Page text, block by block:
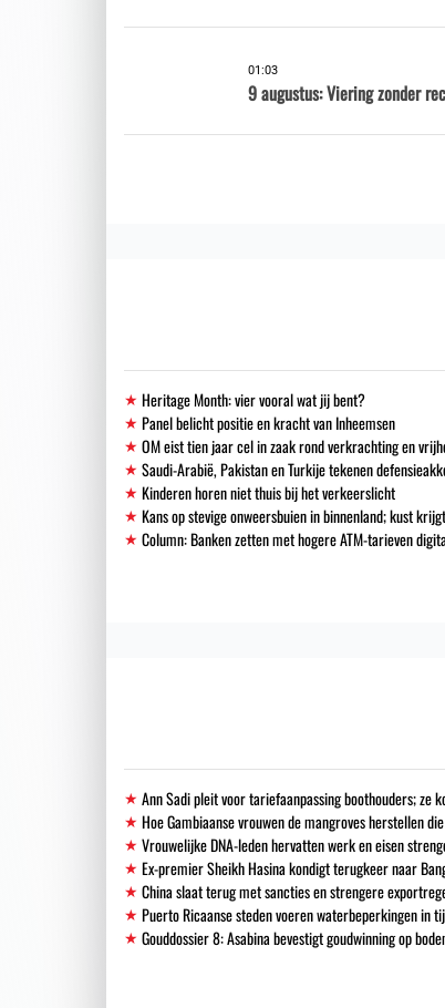
01:03
9 augustus: Viering zonder
Heritage Month: vier vooral wat jij bent?
Panel belicht positie en kracht van Inheemsen
OM eist tien jaar cel in zaak rond verkrachting en
Saudi-Arabië, Pakistan en Turkije tekenen
Kinderen horen niet thuis bij het verkeerslicht
Kans op stevige onweersbuien in binnenland; kust
Column: Banken zetten met hogere ATM-tarieven
Ann Sadi pleit voor tariefaanpassing boothouders; ze
Hoe Gambiaanse vrouwen de mangroves herstellen
Vrouwelijke DNA-leden hervatten werk en eisen
Ex-premier Sheikh Hasina kondigt terugkeer naar
China slaat terug met sancties en strengere
Puerto Ricaanse steden voeren waterbeperkingen in
Gouddossier 8: Asabina bevestigt goudwinning op